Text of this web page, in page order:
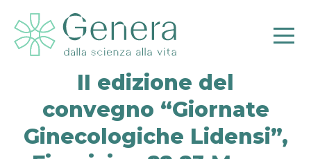
II edizione del
convegno “Giornate
Ginecologiche Lidensi”,